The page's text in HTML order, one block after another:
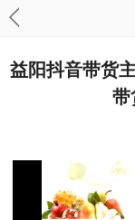
益阳抖音带货